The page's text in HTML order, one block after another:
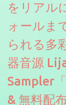
をリアル
ォールま
られる多
器音源
Sampler
& 無料配